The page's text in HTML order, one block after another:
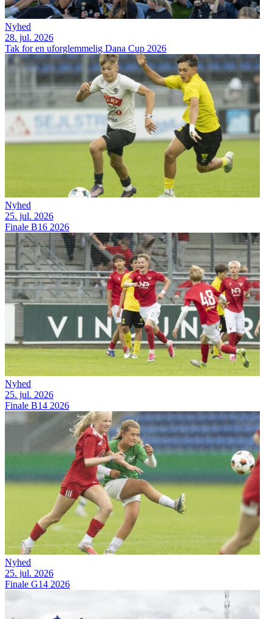
Nyhed
28. jul. 2026
Tak for en uforglemmelig Dana Cup 2026
Nyhed
25. jul. 2026
Finale B16 2026
Nyhed
25. jul. 2026
Finale B14 2026
Nyhed
25. jul. 2026
Finale G14 2026